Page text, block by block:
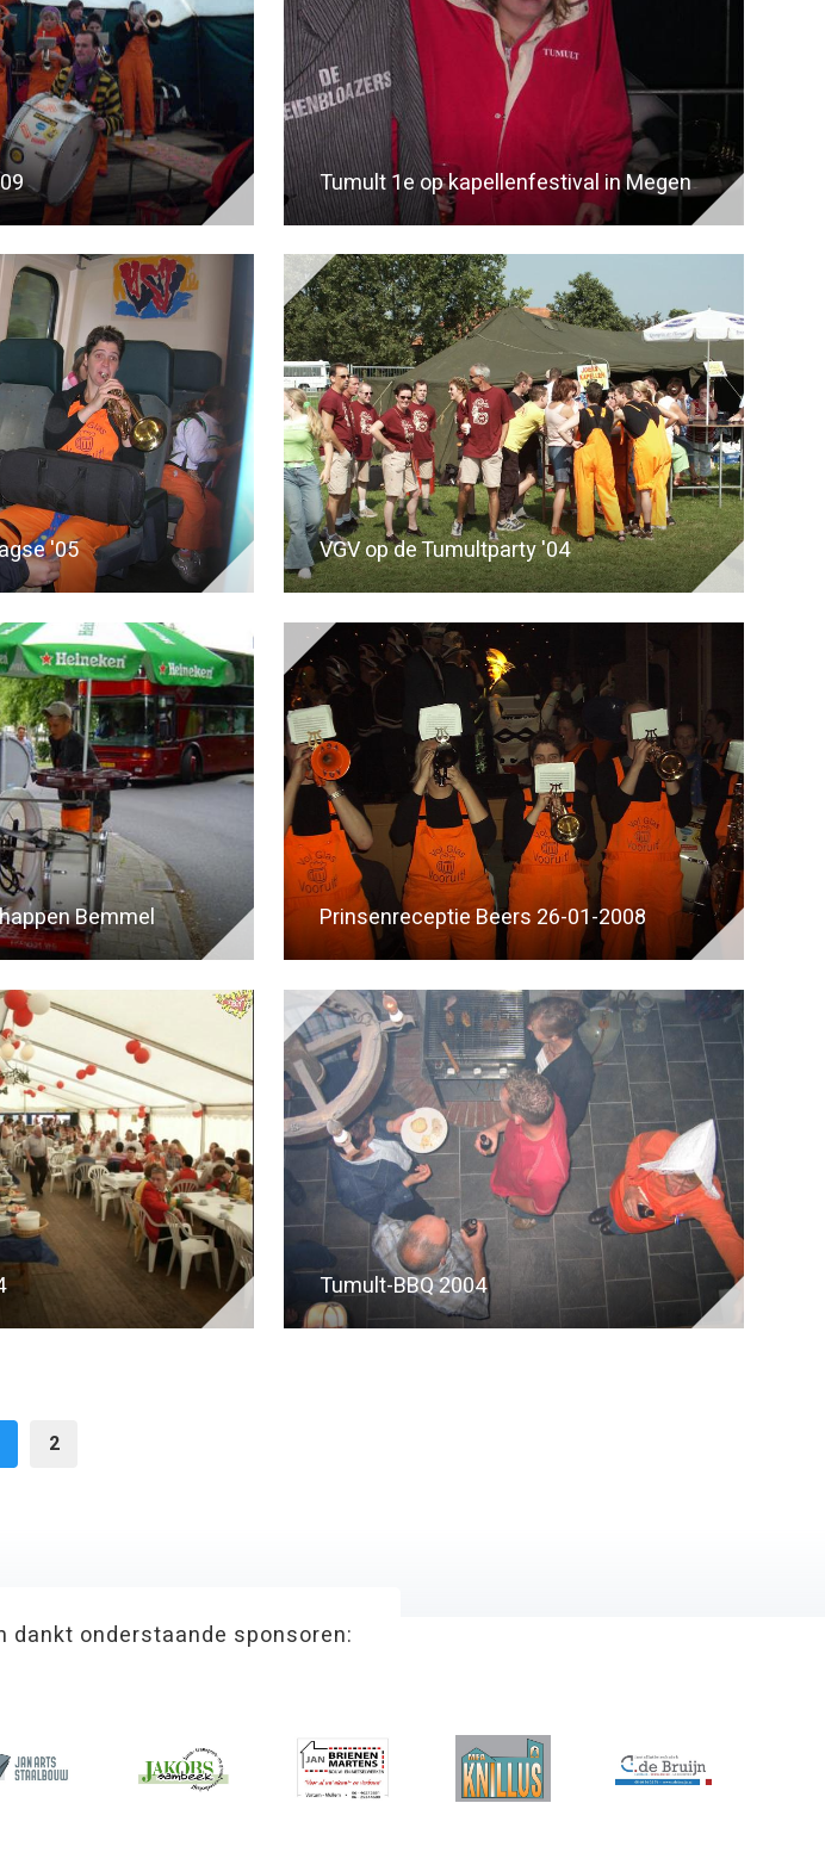
Tumult 1e op kapellenfestival in Megen
'05 VGV op de Tumultparty '04
Bemmel Prinsenreceptie Beers 26-01-2008
Tumult-BBQ 2004
2
dankt onderstaande sponsoren: